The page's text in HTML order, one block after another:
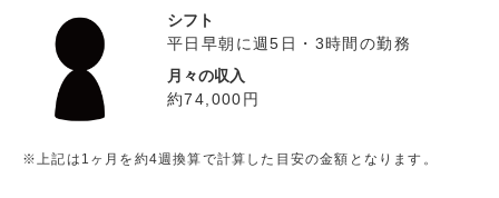
シフト
平日早朝に週5日・3時間の勤務
月々の収入
約74,000円
※上記は1ヶ月を約4週換算で計算した目安の金額となります。